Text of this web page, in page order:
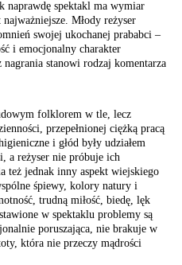
naprawdę spektakl ma wymiar
Młody reżyser
swojej ukochanej prababci –
i emocjonalny charakter
nagrania stanowi rodzaj komentarza
folklorem w tle, lecz
przepełnionej ciężką pracą
i głód były udziałem
a reżyser nie próbuje ich
też jednak inny aspekt wiejskiego
śpiewy, kolory natury i
trudną miłość, biedę, lęk
w spektaklu problemy są
poruszająca, nie brakuje w
która nie przeczy mądrości